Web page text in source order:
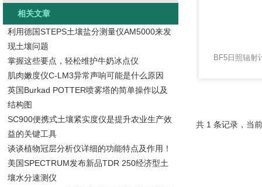
共 1 条记录，当
相关文章
利用德国STEPS土壤盐分测量仪AM5000来发
现土壤问题
掌握这些要点，轻松维护牛奶冰点仪
肌肉嫩度仪C-LM3异常声响可能是什么原因
英国Burkad POTTER喷雾塔的简单操作以及
结构图
SC900便携式土壤紧实度仪是提升农业生产效
益的关键工具
谈谈植物冠层分析仪详细的功能特点及作用！
美国SPECTRUM发布新品TDR 250经济型土
壤水分速测仪